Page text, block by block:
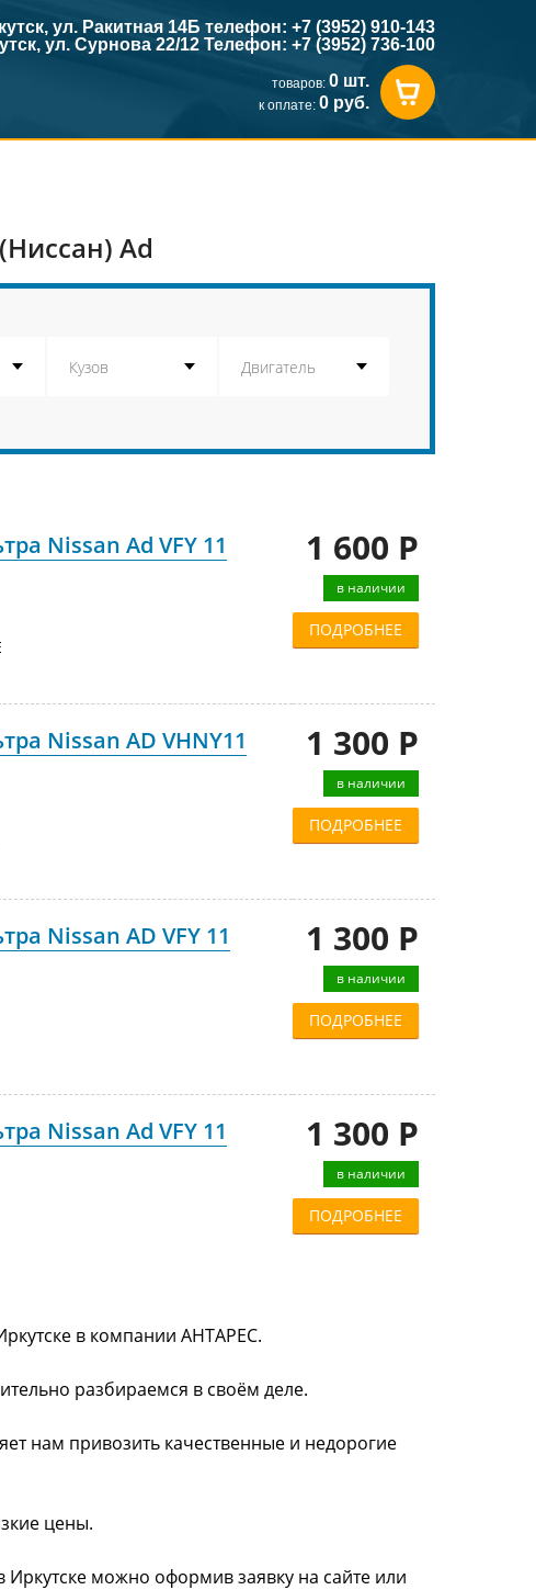
ул. Ракитная 14Б телефон: +7 (3952) 910-143
ул. Сурнова 22/12 Телефон: +7 (3952) 736-100
товаров: 0 шт.
к оплате: 0 руб.
Ad
Nissan Ad VFY 11
1 600 Р
в наличии
ПОДРОБНЕЕ
Nissan AD VHNY11
1 300 Р
в наличии
ПОДРОБНЕЕ
Nissan AD VFY 11
1 300 Р
в наличии
ПОДРОБНЕЕ
Nissan Ad VFY 11
1 300 Р
в наличии
ПОДРОБНЕЕ
в компании АНТАРЕС.
разбираемся в своём деле.
нам привозить качественные и недорогие
цены.
Иркутске можно оформив заявку на сайте или